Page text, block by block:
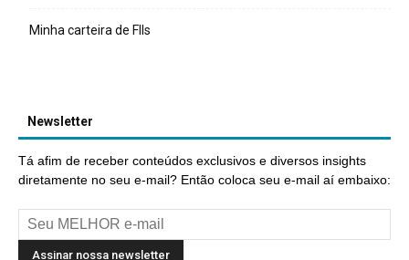
Minha carteira de FIIs
Newsletter
Tá afim de receber conteúdos exclusivos e diversos insights
diretamente no seu e-mail? Então coloca seu e-mail aí embaixo: